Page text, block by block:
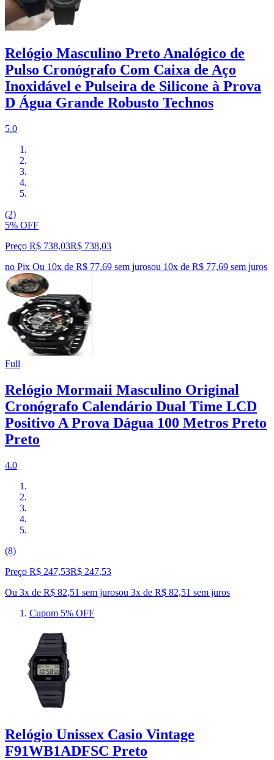
Relógio Masculino Preto Analógico de
Pulso Cronógrafo Com Caixa de Aço
Inoxidável e Pulseira de Silicone à Prova
D Água Grande Robusto Technos
5.0
(2)
5% OFF
Preço R$ 738,03R$ 738,03
no Pix Ou 10x de R$ 77,69 sem jurosou 10x de R$ 77,69 sem juros
Full
Relógio Mormaii Masculino Original
Cronógrafo Calendário Dual Time LCD
Positivo A Prova Dágua 100 Metros Preto
Preto
4.0
(8)
Preço R$ 247,53R$ 247,53
Ou 3x de R$ 82,51 sem jurosou 3x de R$ 82,51 sem juros
Cupom 5% OFF
Relógio Unissex Casio Vintage
F91WB1ADFSC Preto